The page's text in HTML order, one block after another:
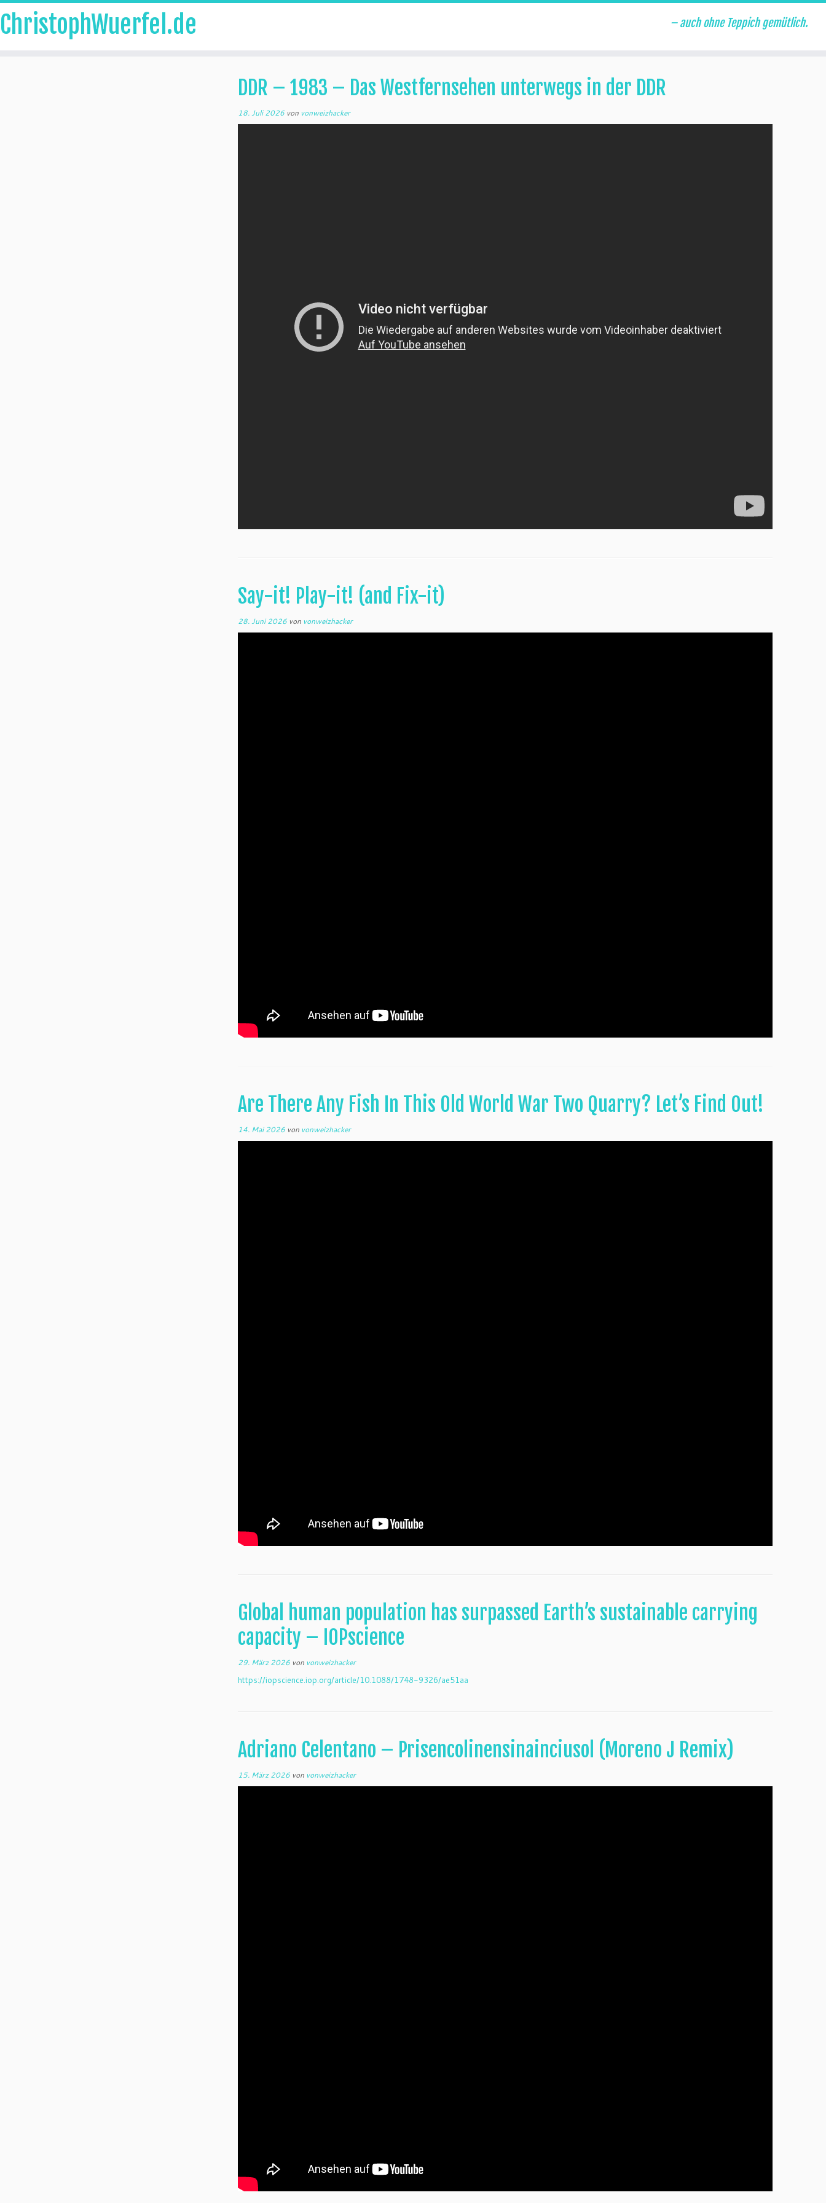
ChristophWuerfel.de – auch ohne Teppich gemütlich.
DDR – 1983 – Das Westfernsehen unterwegs in der DDR
18. Juli 2026 von vonweizhacker
Say-it! Play-it! (and Fix-it)
28. Juni 2026 von vonweizhacker
Are There Any Fish In This Old World War Two Quarry? Let’s Find Out!
14. Mai 2026 von vonweizhacker
Global human population has surpassed Earth’s sustainable carrying
capacity – IOPscience
29. März 2026 von vonweizhacker
https://iopscience.iop.org/article/10.1088/1748-9326/ae51aa
Adriano Celentano – Prisencolinensinainciusol (Moreno J Remix)
15. März 2026 von vonweizhacker